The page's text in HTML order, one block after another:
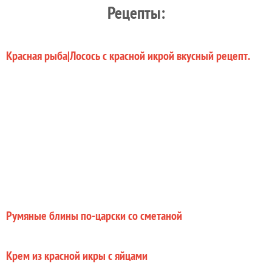
Рецепты:
Красная рыба|Лосось с красной икрой вкусный рецепт.
Румяные блины по-царски со сметаной
Крем из красной икры с яйцами